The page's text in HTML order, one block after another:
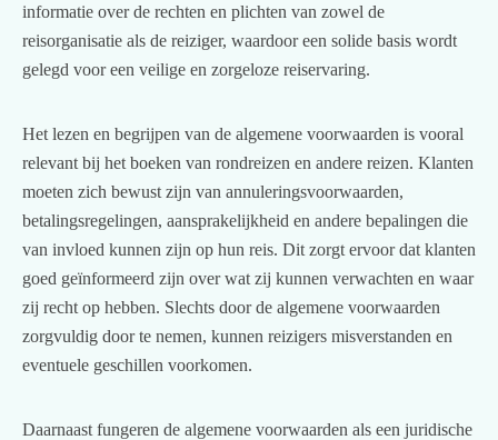
informatie over de rechten en plichten van zowel de
reisorganisatie als de reiziger, waardoor een solide basis wordt
gelegd voor een veilige en zorgeloze reiservaring.
Het lezen en begrijpen van de algemene voorwaarden is vooral
relevant bij het boeken van rondreizen en andere reizen. Klanten
moeten zich bewust zijn van annuleringsvoorwaarden,
betalingsregelingen, aansprakelijkheid en andere bepalingen die
van invloed kunnen zijn op hun reis. Dit zorgt ervoor dat klanten
goed geïnformeerd zijn over wat zij kunnen verwachten en waar
zij recht op hebben. Slechts door de algemene voorwaarden
zorgvuldig door te nemen, kunnen reizigers misverstanden en
eventuele geschillen voorkomen.
Daarnaast fungeren de algemene voorwaarden als een juridische